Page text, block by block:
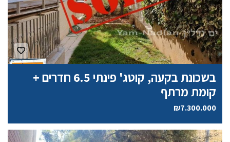
בשכונת בקעה, קוטג' פינתי 6.5 חדרים +
קומת מרתף
₪7.300.000